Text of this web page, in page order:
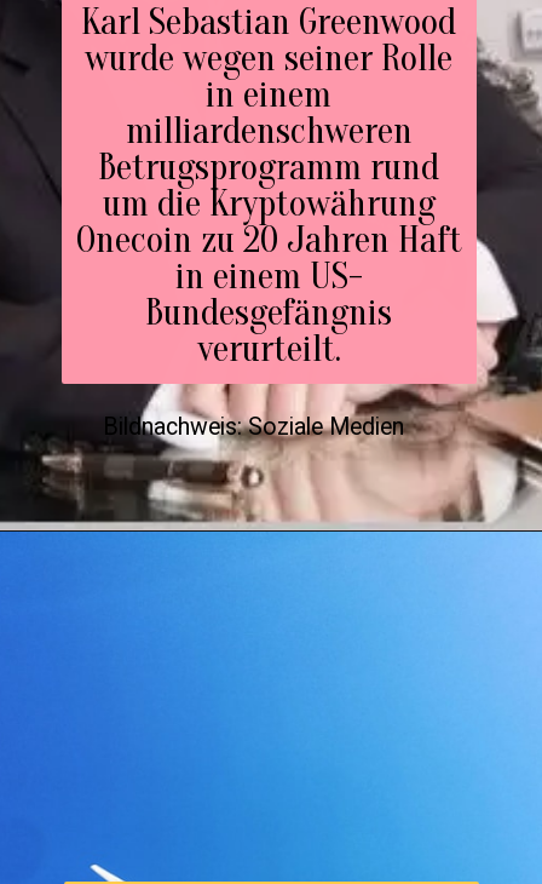
Karl Sebastian Greenwood
wurde wegen seiner Rolle
in einem
milliardenschweren
Betrugsprogramm rund
um die Kryptowährung
Onecoin zu 20 Jahren Haft
in einem US-
Bundesgefängnis
verurteilt.
Bildnachweis: Soziale Medien